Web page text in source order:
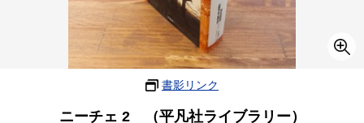
書影リンク
ニーチェ 2 （平凡社ライブラリー）